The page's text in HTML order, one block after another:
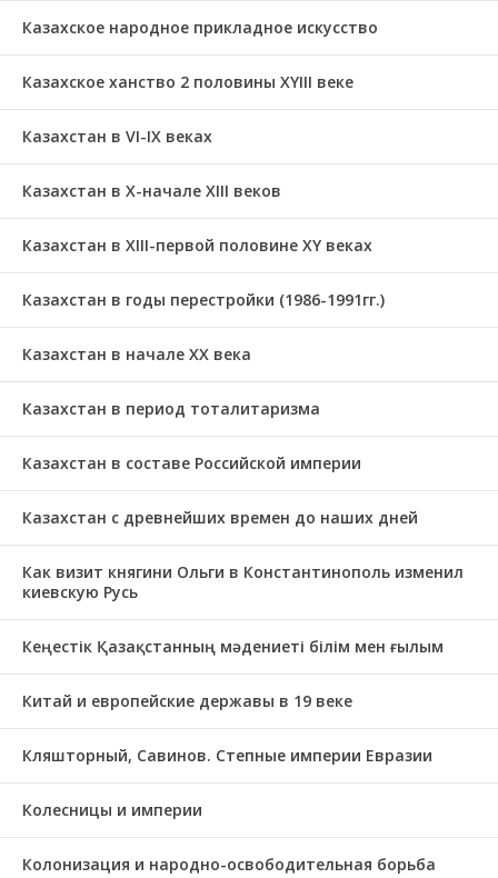
Казахское народное прикладное искусство
Казахское ханство 2 половины ХҮІІІ веке
Казахстан в VI-IX веках
Казахстан в X-начале XIII веков
Казахстан в XIII-первой половине ХҮ веках
Казахстан в годы перестройки (1986-1991гг.)
Казахстан в начале ХХ века
Казахстан в период тоталитаризма
Казахстан в составе Российской империи
Казахстан с древнейших времен до наших дней
Как визит княгини Ольги в Константинополь изменил
киевскую Русь
Кеңестік Қазақстанның мәдениеті білім мен ғылым
Китай и европейские державы в 19 веке
Кляшторный, Савинов. Степные империи Евразии
Колесницы и империи
Колонизация и народно-освободительная борьба